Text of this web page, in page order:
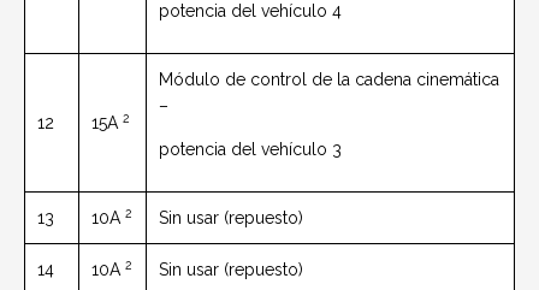
potencia del vehículo 4
12 15A 2
Módulo de control de la cadena cinemática
–
potencia del vehículo 3
13 10A 2 Sin usar (repuesto)
14 10A 2 Sin usar (repuesto)